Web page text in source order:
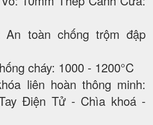
An toàn chống trộm đập
cháy: 1000 - 1200°C
liên hoàn thông minh:
Điện Tử - Chìa khoá -